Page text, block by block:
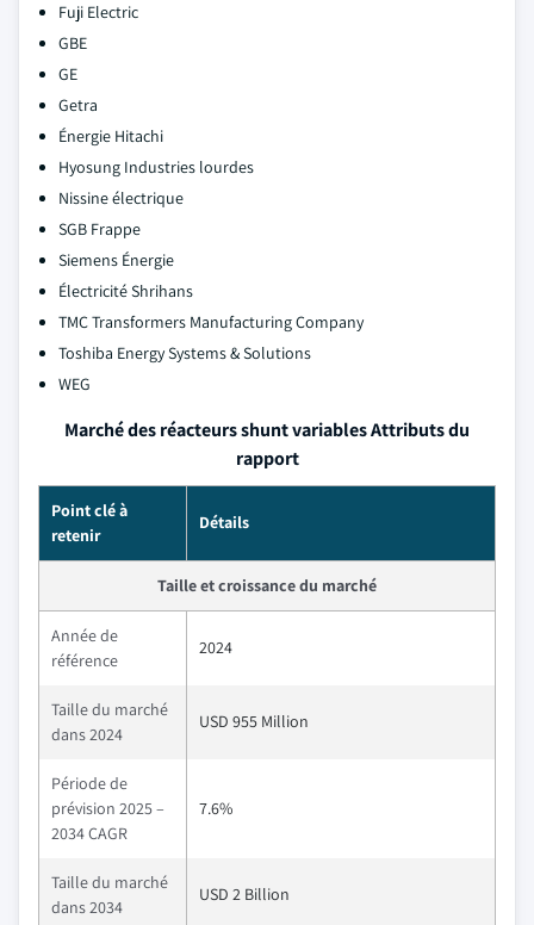
Fuji Electric
GBE
GE
Getra
Énergie Hitachi
Hyosung Industries lourdes
Nissine électrique
SGB Frappe
Siemens Énergie
Électricité Shrihans
TMC Transformers Manufacturing Company
Toshiba Energy Systems & Solutions
WEG
Marché des réacteurs shunt variables Attributs du
rapport
Point clé à
retenir
Détails
Taille et croissance du marché
Année de
référence
2024
Taille du marché
dans 2024
USD 955 Million
Période de
prévision 2025 –
2034 CAGR
7.6%
Taille du marché
dans 2034
USD 2 Billion